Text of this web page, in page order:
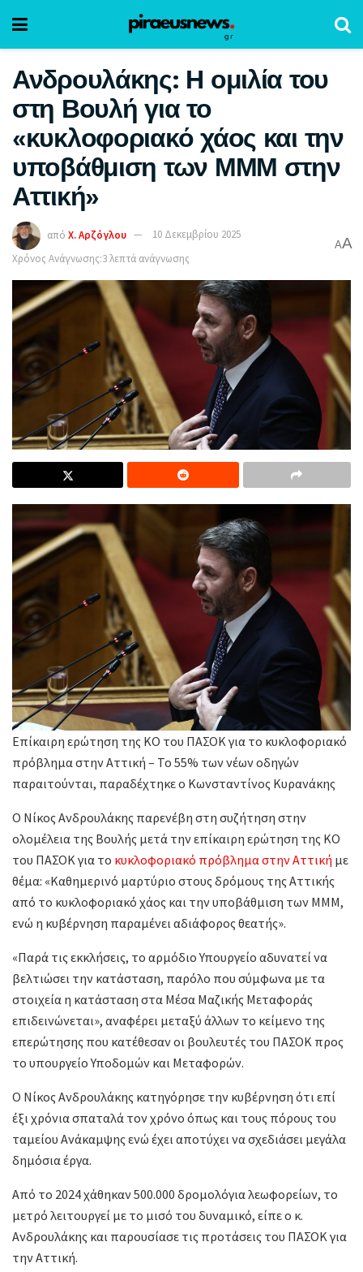
Ανδρουλάκης: Η ομιλία του
στη Βουλή για το
«κυκλοφοριακό χάος και την
υποβάθμιση των ΜΜΜ στην
Αττική»
από Χ. Αρζόγλου
10 Δεκεμβρίου 2025
Χρόνος Ανάγνωσης:3 λεπτά ανάγνωσης
AA
Επίκαιρη ερώτηση της ΚΟ του ΠΑΣΟΚ για το κυκλοφοριακό
πρόβλημα στην Αττική – Το 55% των νέων οδηγών
παραιτούνται, παραδέχτηκε ο Κωνσταντίνος Κυρανάκης
Ο Νίκος Ανδρουλάκης παρενέβη στη συζήτηση στην
ολομέλεια της Βουλής μετά την επίκαιρη ερώτηση της ΚΟ
του ΠΑΣΟΚ για το κυκλοφοριακό πρόβλημα στην Αττική με
θέμα: «Καθημερινό μαρτύριο στους δρόμους της Αττικής
από το κυκλοφοριακό χάος και την υποβάθμιση των ΜΜΜ,
ενώ η κυβέρνηση παραμένει αδιάφορος θεατής».
«Παρά τις εκκλήσεις, το αρμόδιο Υπουργείο αδυνατεί να
βελτιώσει την κατάσταση, παρόλο που σύμφωνα με τα
στοιχεία η κατάσταση στα Μέσα Μαζικής Μεταφοράς
επιδεινώνεται», αναφέρει μεταξύ άλλων το κείμενο της
επερώτησης που κατέθεσαν οι βουλευτές του ΠΑΣΟΚ προς
το υπουργείο Υποδομών και Μεταφορών.
Ο Νίκος Ανδρουλάκης κατηγόρησε την κυβέρνηση ότι επί
έξι χρόνια σπαταλά τον χρόνο όπως και τους πόρους του
ταμείου Ανάκαμψης ενώ έχει αποτύχει να σχεδιάσει μεγάλα
δημόσια έργα.
Από το 2024 χάθηκαν 500.000 δρομολόγια λεωφορείων, το
μετρό λειτουργεί με το μισό του δυναμικό, είπε ο κ.
Ανδρουλάκης και παρουσίασε τις προτάσεις του ΠΑΣΟΚ για
την Αττική.